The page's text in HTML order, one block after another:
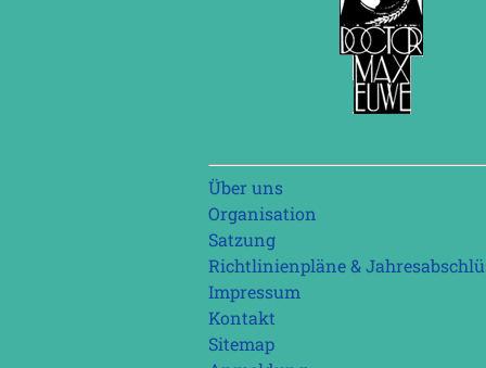
Navigation
überspringen
Über uns
Organisation
Satzung
Richtlinienpläne &
Impressum
Kontakt
Sitemap